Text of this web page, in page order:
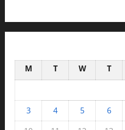
M T W T
3
4 5 6